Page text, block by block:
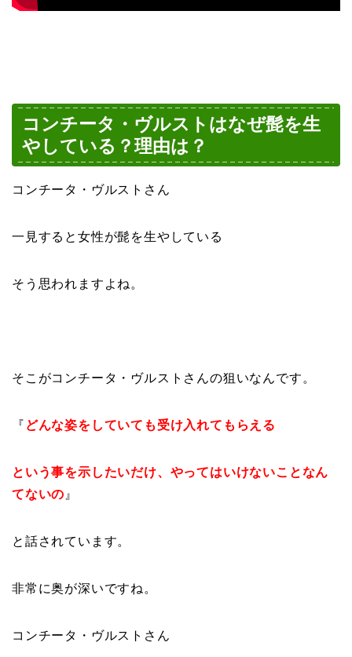
コンチータ・ヴルストはなぜ髭を生
やしている？理由は？
コンチータ・ヴルストさん
一見すると女性が髭を生やしている
そう思われますよね。
そこがコンチータ・ヴルストさんの狙いなんです。
『 どんな姿をしていても受け入れてもらえる
という事を示したいだけ、 やってはいけないことなん
てないの 』
と話されています。
非常に奥が深いですね。
コンチータ・ヴルストさん